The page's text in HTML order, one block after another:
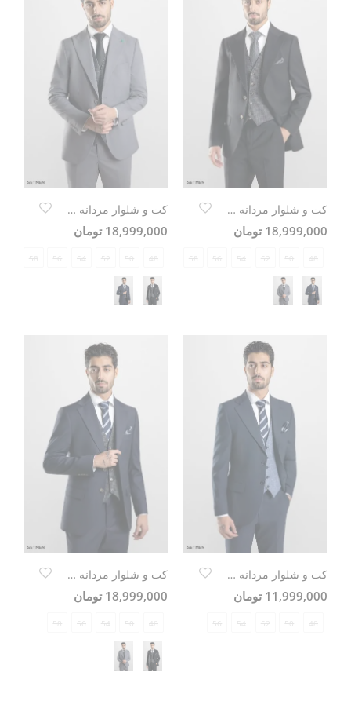
کت و شلوار مردانه سه تکه یقه انگلیسی ژیله دورو
18,999,000 تومان
48
50
52
54
56
58
کت و شلوار مردانه سه تکه یقه انگلیسی ژیله دورو
18,999,000 تومان
48
50
52
54
56
58
کت و شلوار مردانه سه تکه یقه انگلیسی ژیله دورو
11,999,000 تومان
48
50
52
54
56
کت و شلوار مردانه سه تکه یقه انگلیسی ژیله دورو
18,999,000 تومان
48
50
54
56
58